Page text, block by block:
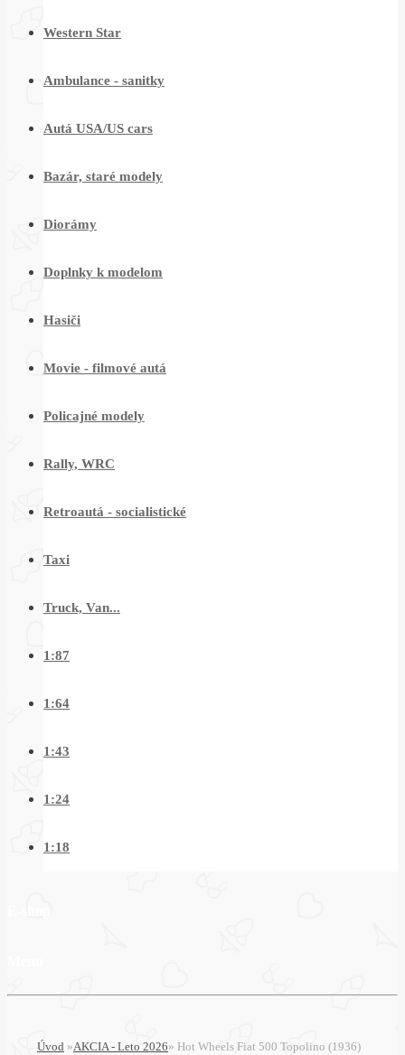
Western Star
Ambulance - sanitky
Autá USA/US cars
Bazár, staré modely
Diorámy
Doplnky k modelom
Hasiči
Movie - filmové autá
Policajné modely
Rally, WRC
Retroautá - socialistické
Taxi
Truck, Van...
1:87
1:64
1:43
1:24
1:18
Úvod »AKCIA - Leto 2026» Hot Wheels Fiat 500 Topolino (1936)